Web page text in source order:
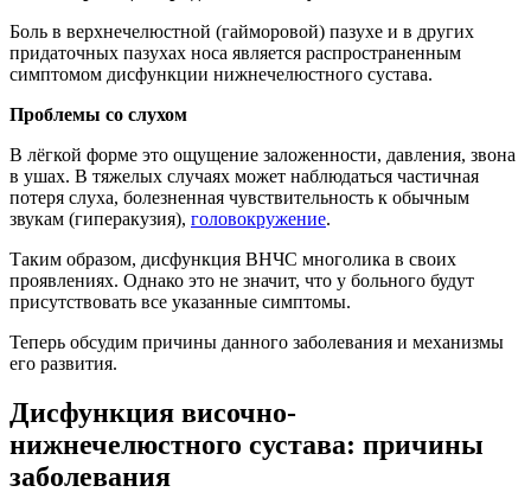
Боль в верхнечелюстной (гайморовой) пазухе и в других
придаточных пазухах носа является распространенным
симптомом дисфункции нижнечелюстного сустава.
Проблемы со слухом
В лёгкой форме это ощущение заложенности, давления, звона
в ушах. В тяжелых случаях может наблюдаться частичная
потеря слуха, болезненная чувствительность к обычным
звукам (гиперакузия), головокружение.
Таким образом, дисфункция ВНЧС многолика в своих
проявлениях. Однако это не значит, что у больного будут
присутствовать все указанные симптомы.
Теперь обсудим причины данного заболевания и механизмы
его развития.
Дисфункция височно-
нижнечелюстного сустава: причины
заболевания